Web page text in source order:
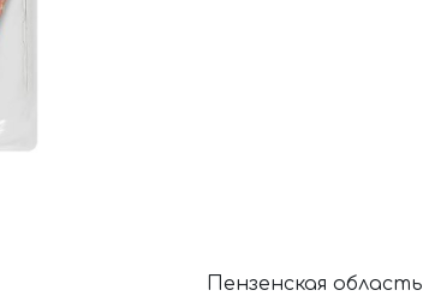
Пензенская область